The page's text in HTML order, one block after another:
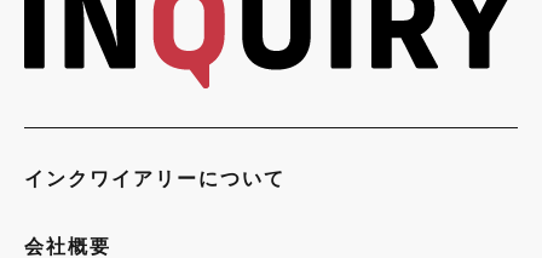
インクワイアリーについて
会社概要